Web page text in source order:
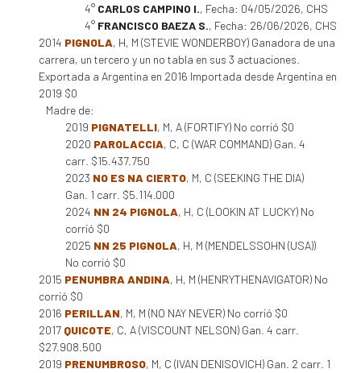
4° CARLOS CAMPINO I., Fecha: 04/05/2026, CHS
4° FRANCISCO BAEZA S., Fecha: 26/06/2026, CHS
2014 PIGNOLA, H, M (STEVIE WONDERBOY) Ganadora de una
carrera, un tercero y un no tabla en sus 3 actuaciones.
Exportada a Argentina en 2016 Importada desde Argentina en
2019 $0
Madre de:
2019 PIGNATELLI, M, A (FORTIFY) No corrió $0
2020 PAROLACCIA, C, C (WAR COMMAND) Gan. 4
carr. $15.437.750
2023 NO ES NA CIERTO, M, C (SEEKING THE DIA)
Gan. 1 carr. $5.114.000
2024 NN 24 PIGNOLA, H, C (LOOKIN AT LUCKY) No
corrió $0
2025 NN 25 PIGNOLA, H, M (MENDELSSOHN (USA))
No corrió $0
2015 PENUMBRA ANDINA, H, M (HENRYTHENAVIGATOR) No
corrió $0
2016 PERILLAN, M, M (NO NAY NEVER) No corrió $0
2017 QUICOTE, C, A (VISCOUNT NELSON) Gan. 4 carr.
$27.908.500
2019 PRENUMBROSO, M, C (IVAN DENISOVICH) Gan. 2 carr. 1